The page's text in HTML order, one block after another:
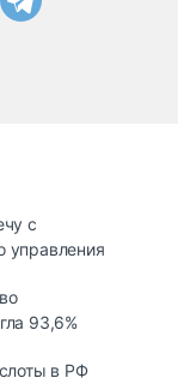
с
управления
93,6%
в РФ